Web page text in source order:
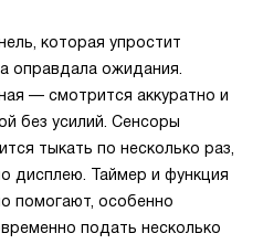
которая упростит
оправдала ожидания.
— смотрится аккуратно и
без усилий. Сенсоры
тыкать по несколько раз,
дисплею. Таймер и функция
помогают, особенно
подать несколько